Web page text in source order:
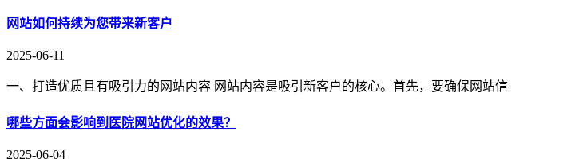
网站如何持续为您带来新客户
2025-06-11
一、打造优质且有吸引力的网站内容 网站内容是吸引新客户的核心。首先，要确保网站信
哪些方面会影响到医院网站优化的效果？
2025-06-04